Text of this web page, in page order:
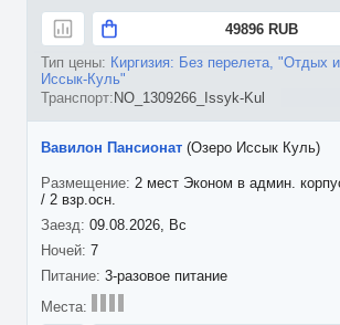
49896 RUB
Киргизия: Без перелета, "Отдых
Иссык-Куль"
NO_1309266_Issyk-Kul
09.08.2026, Вс
7
Вавилон Пансионат (Озеро Иссык Куль)
2 мест Эконом в админ.
/ 2 взр.осн.
3-разовое питание